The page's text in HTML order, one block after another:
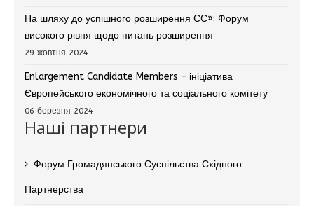
На шляху до успішного розширення ЄС»: Форум
високого рівня щодо питань розширення
29 жовтня 2024
Enlargement Candidate Members – ініціатива
Європейського економічного та соціального комітету
06 березня 2024
Наші партнери
Форум Громадянського Суспільства Східного
Партнерства